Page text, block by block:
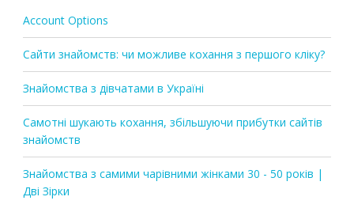
Account Options
Сайти знайомств: чи можливе кохання з першого кліку?
Знайомства з дівчатами в Україні
Самотні шукають кохання, збільшуючи прибутки сайтів
знайомств
Знайомства з самими чарівними жінками 30 - 50 років |
Дві Зірки